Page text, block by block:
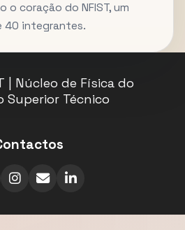
o coração do NFIST, um
40 integrantes.
| Núcleo de Física do
Técnico